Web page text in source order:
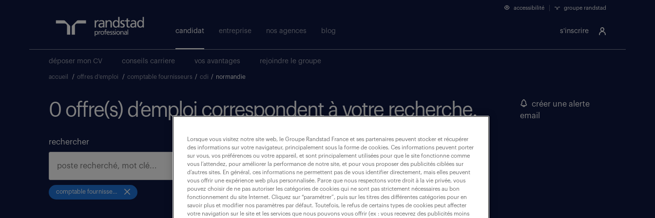
s'inscrire
accessibilité groupe randstad
candidat entreprise nos agences blog
déposer mon CV conseils carriere vos avantages rejoindre le groupe
accueil / offres d'emploi / comptable fournisseurs / cdi / normandie
0 offre(s) d’emploi correspondent à votre recherche.
créer une alerte
email
rechercher
comptable fournisseurs
où ?
normandie
Lorsque vous visitez notre site web, le Groupe Randstad France et ses partenaires peuvent stocker et récupérer
des informations sur votre navigateur, principalement sous la forme de cookies. Ces informations peuvent porter
sur vous, vos préférences ou votre appareil, et sont principalement utilisées pour que le site fonctionne comme
vous l’attendez, pour améliorer la performance de notre site, et pour vous proposer des publicités ciblées sur
d’autres sites. En général, ces informations ne permettent pas de vous identifier directement, mais elles peuvent
vous offrir une expérience web plus personnalisée. Parce que nous respectons votre droit à la vie privée, vous
pouvez choisir de ne pas autoriser les catégories de cookies qui ne sont pas strictement nécessaires au bon
fonctionnement du site Internet. Cliquez sur “paramétrer”, puis sur les titres des différentes catégories pour en
savoir plus et modifier nos paramètres par défaut. Toutefois, le refus de certains types de cookies peut affecter
votre navigation sur le site et les services que nous pouvons vous offrir (ex : vous recevrez des publicités moins